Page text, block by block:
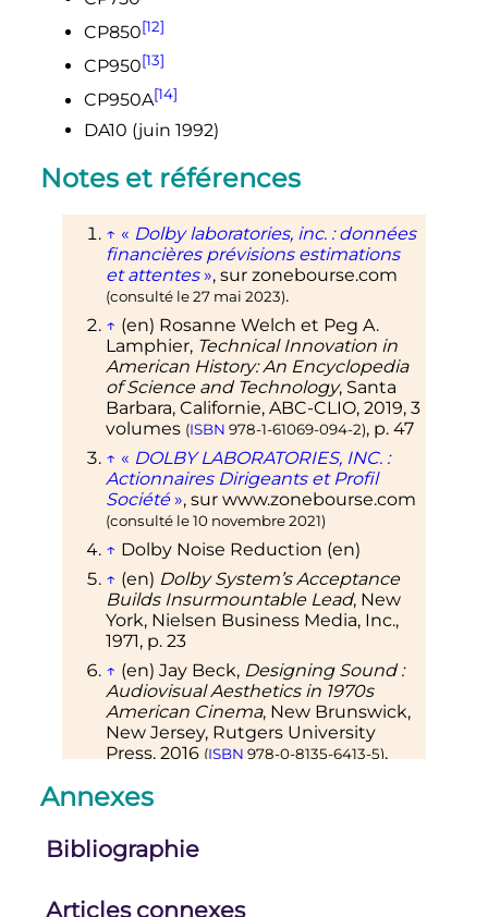
CP850[12]
CP950[13]
CP950A[14]
DA10 (juin 1992)
Notes et références
↑ « Dolby laboratories, inc. : données
financières prévisions estimations
et attentes », sur zonebourse.com
(consulté le27 mai 2023).
↑ (en) Rosanne Welch et Peg A.
Lamphier, Technical Innovation in
American History: An Encyclopedia
of Science and Technology, Santa
Barbara, Californie, ABC-CLIO, 2019, 3
volumes (ISBN 978-1-61069-094-2), p. 47
↑ « DOLBY LABORATORIES, INC. :
Actionnaires Dirigeants et Profil
Société », sur www.zonebourse.com
(consulté le10 novembre 2021)
↑ Dolby Noise Reduction (en)
↑ (en) Dolby System’s Acceptance
Builds Insurmountable Lead, New
York, Nielsen Business Media, Inc.,
1971, p. 23
↑ (en) Jay Beck, Designing Sound :
Audiovisual Aesthetics in 1970s
American Cinema, New Brunswick,
New Jersey, Rutgers University
Press, 2016 (ISBN 978-0-8135-6413-5),
↑Spécifications techniques sur
↑(fr) Page de présentation des
Annexes
Bibliographie
Articles connexes